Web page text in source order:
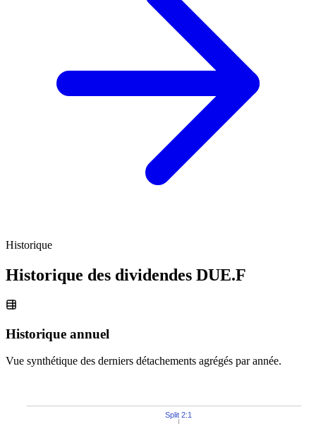
Historique
Historique des dividendes DUE.F
Historique annuel
Vue synthétique des derniers détachements agrégés par année.
Split 2:1